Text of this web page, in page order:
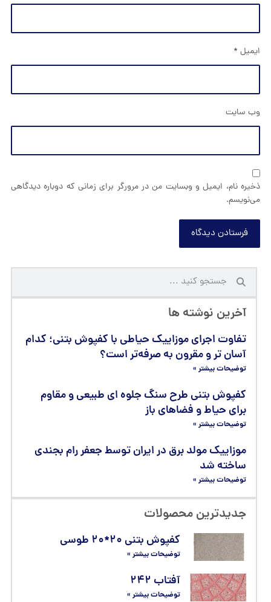
آخرین نوشته ها
تفاوت اجرای موزاییک حیاطی با کفپوش بتنی؛ کدام
آسان‌ تر و مقرون‌ به‌ صرفه‌تر است؟
توضیحات بیشتر »
کفپوش بتنی طرح سنگ جلوه‌ ای طبیعی و مقاوم
برای حیاط و فضاهای باز
توضیحات بیشتر »
موزاییک مولد برق در ایران توسط جعفر رام بجندی
ساخته شد
توضیحات بیشتر »
جدیدترین محصولات
کفپوش بتنی ۲۰*۲۰ طوسی
توضیحات بیشتر »
آفتاب ۲۴۲
توضیحات بیشتر »
ایمیل *
وب‌ سایت
ذخیره نام، ایمیل و وبسایت من در مرورگر برای زمانی که دوباره دیدگاهی
می‌نویسم.
فرستادن دیدگاه